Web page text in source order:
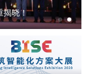
揭晓！